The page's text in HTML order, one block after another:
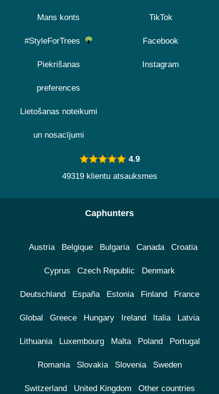
Mans konts
#StyleForTrees
Piekrišanas
preferences
Lietošanas noteikumi
un nosacījumi
TikTok
Facebook
Instagram
4.9
49319 klientu atsauksmes
Caphunters
Austria Belgique Bulgaria Canada Croatia
Cyprus Czech Republic Denmark
Deutschland España Estonia Finland France
Global Greece Hungary Ireland Italia Latvia
Lithuania Luxembourg Malta Poland Portugal
Romania Slovakia Slovenia Sweden
Switzerland United Kingdom Other countries